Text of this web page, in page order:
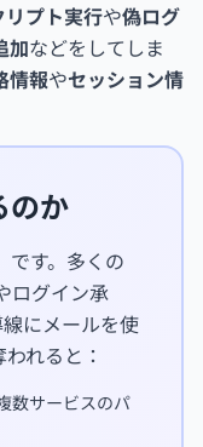
プト実行や偽ログ
加などをしてしま
情報やセッション情
のか
です。多くの
ログイン承
にメールを使
れると：
数サービスのパ